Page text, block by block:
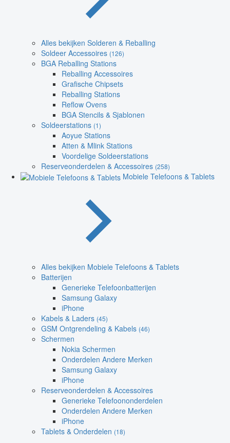
Alles bekijken Solderen & Reballing
Soldeer Accessoires (126)
BGA Reballing Stations
Reballing Accessoires
Grafische Chipsets
Reballing Stations
Reflow Ovens
BGA Stencils & Sjablonen
Soldeerstations (1)
Aoyue Stations
Atten & Mlink Stations
Voordelige Soldeerstations
Reserveonderdelen & Accessoires (258)
Mobiele Telefoons & Tablets
Alles bekijken Mobiele Telefoons & Tablets
Batterijen
Generieke Telefoonbatterijen
Samsung Galaxy
iPhone
Kabels & Laders (45)
GSM Ontgrendeling & Kabels (46)
Schermen
Nokia Schermen
Onderdelen Andere Merken
Samsung Galaxy
iPhone
Reserveonderdelen & Accessoires
Generieke Telefoononderdelen
Onderdelen Andere Merken
iPhone
Tablets & Onderdelen (18)